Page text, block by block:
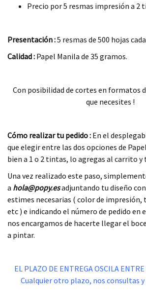
Precio por 5 resmas impresión a 2
Presentación :5 resmas de 500 hojas
Calidad : Papel Manila de 35 gramos.
Con posibilidad de cortes en formatos
que necesites !
Cómo realizar tu pedido : En el
que elegir entre las dos opciones de
bien a 1 o 2 tintas, lo agregas al carrito
Una vez realizado este paso,
a hola@popy.esadjuntando tu diseño
estimes necesarias ( color de
etc ) e indicando el número de pedido en
nos encargamos de hacerte llegar el
a pintar.
EL PLAZO DE ENTREGA OSCILA
Cualquier otro plazo, nos consultas